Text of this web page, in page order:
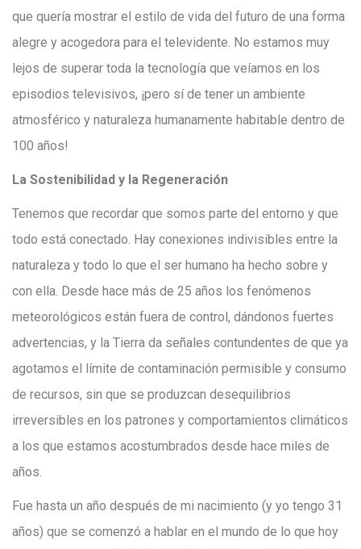
que quería mostrar el estilo de vida del futuro de una forma
alegre y acogedora para el televidente. No estamos muy
lejos de superar toda la tecnología que veíamos en los
episodios televisivos, ¡pero sí de tener un ambiente
atmosférico y naturaleza humanamente habitable dentro de
100 años!
La Sostenibilidad y la Regeneración
Tenemos que recordar que somos parte del entorno y que
todo está conectado. Hay conexiones indivisibles entre la
naturaleza y todo lo que el ser humano ha hecho sobre y
con ella. Desde hace más de 25 años los fenómenos
meteorológicos están fuera de control, dándonos fuertes
advertencias, y la Tierra da señales contundentes de que ya
agotamos el límite de contaminación permisible y consumo
de recursos, sin que se produzcan desequilibrios
irreversibles en los patrones y comportamientos climáticos
a los que estamos acostumbrados desde hace miles de
años.
Fue hasta un año después de mi nacimiento (y yo tengo 31
años) que se comenzó a hablar en el mundo de lo que hoy